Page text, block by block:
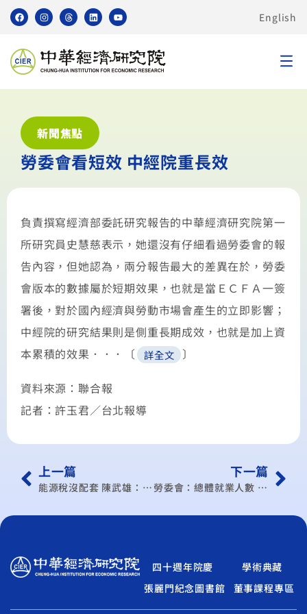
English
新聞焦點
勞委會看短效 中經院重長效
負責撰寫經濟部委託研究報告的中華經濟研究院第一
所研究員史慧慈表示，她還沒有仔細看過勞委會的報
告內容，但她認為，兩分報告最大的差異在於，勞委
會版本的數據屬於短期效果，也就是當ＥＣＦＡ一簽
署後，對於國內經濟與勞動市場會產生的立即影響；
中經院的研究結果則是側重長期成效，也就是加上資
本累積的效果．．．〔
詳全文 〕
資料來源：聯合報
記者：許玉君／台北報導
上一篇
能源稅沒配套 陳武雄：產業恐出走
下一篇
勞委會：總體就業人數 增12萬
四十週年院慶
學術典藏
張麗門紀念圖書館
董事課程專區